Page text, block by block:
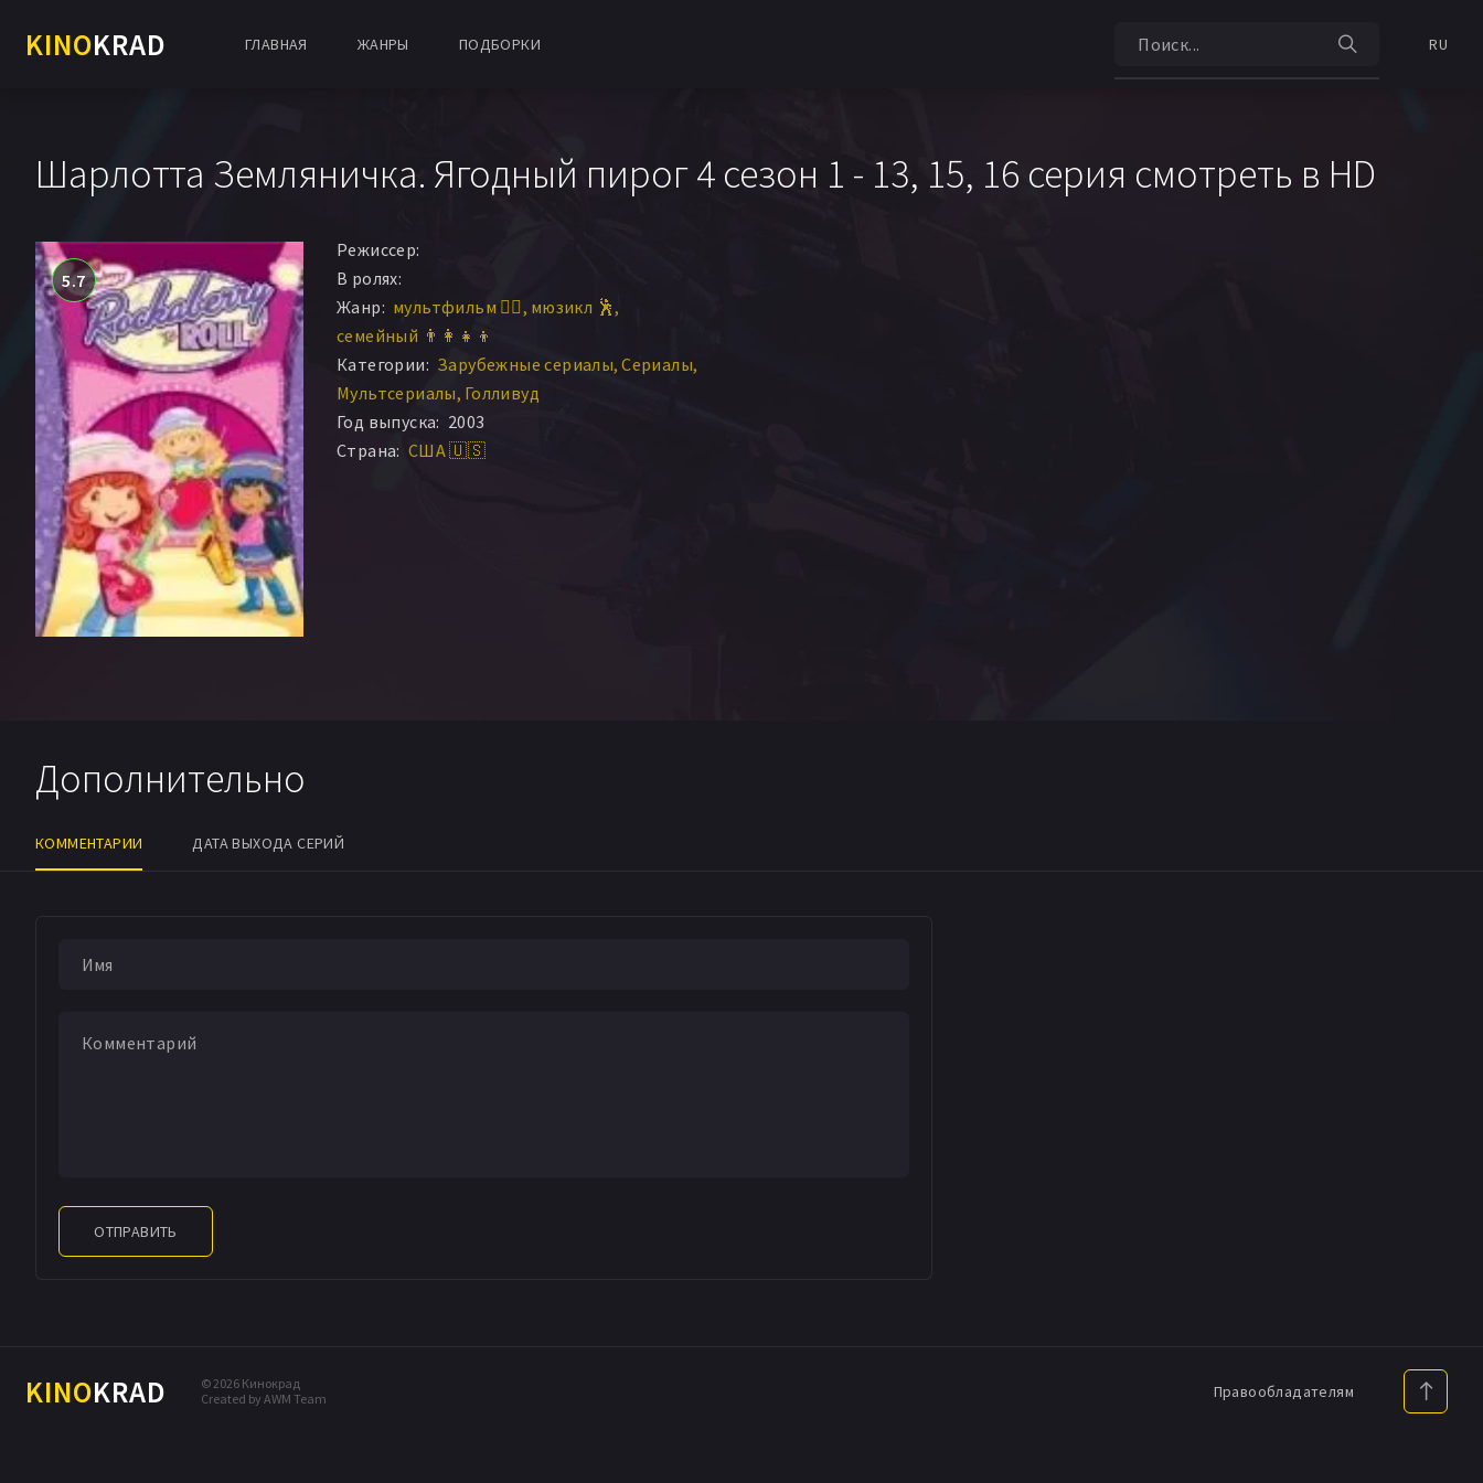
KINOKRAD ГЛАВНАЯ ЖАНРЫ ПОДБОРКИ RU
Шарлотта Земляничка. Ягодный пирог 4 сезон 1 - 13, 15, 16 серия смотреть в HD
5.7
Режиссер:
В ролях:
Жанр: мультфильм 🧚‍♀️ мюзикл 🕺
семейный 👨‍👩‍👧‍👦
Категории: Зарубежные сериалы Сериалы
Мультсериалы Голливуд
Год выпуска: 2003
Страна: США 🇺🇸
Дополнительно
КОММЕНТАРИИ ДАТА ВЫХОДА СЕРИЙ
ОТПРАВИТЬ
KINOKRAD
© 2026 Кинокрад
Created by AWM Team
Правообладателям